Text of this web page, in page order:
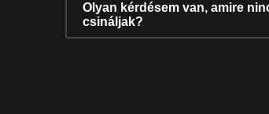
Olyan kérdésem van, amire
csináljak?